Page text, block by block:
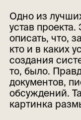
Одно из
устав
описать, что,
кто и в каких
создания
то, было.
документов,
обсуждений.
картинка